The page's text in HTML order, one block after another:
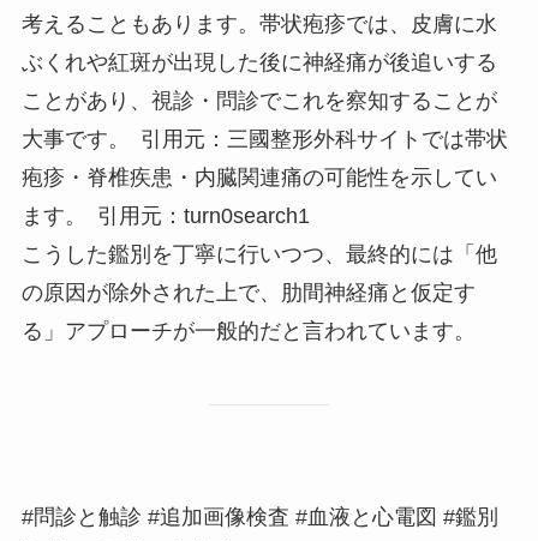
考えることもあります。帯状疱疹では、皮膚に水
ぶくれや紅斑が出現した後に神経痛が後追いする
ことがあり、視診・問診でこれを察知することが
大事です。 引用元：三國整形外科サイトでは帯状
疱疹・脊椎疾患・内臓関連痛の可能性を示してい
ます。 引用元：turn0search1
こうした鑑別を丁寧に行いつつ、最終的には「他
の原因が除外された上で、肋間神経痛と仮定す
る」アプローチが一般的だと言われています。
#問診と触診 #追加画像検査 #血液と心電図 #鑑別